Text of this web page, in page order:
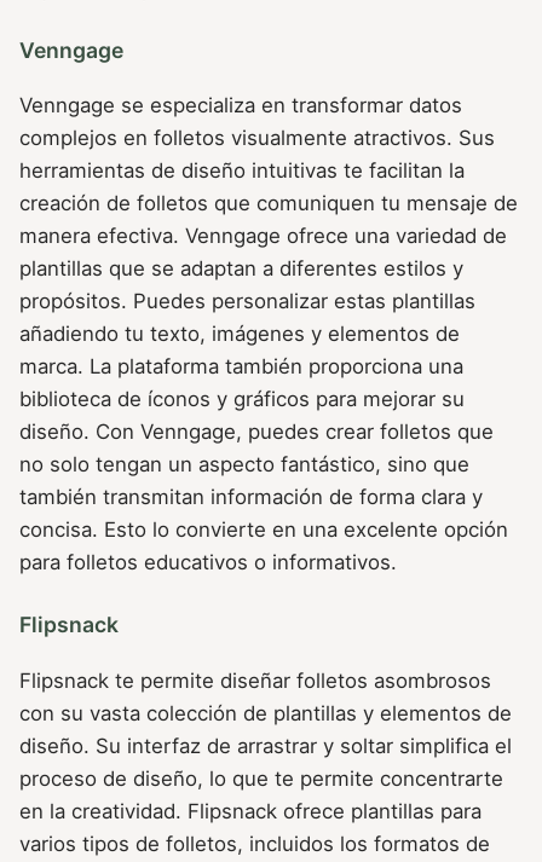
Venngage
Venngage se especializa en transformar datos
complejos en folletos visualmente atractivos. Sus
herramientas de diseño intuitivas te facilitan la
creación de folletos que comuniquen tu mensaje de
manera efectiva. Venngage ofrece una variedad de
plantillas que se adaptan a diferentes estilos y
propósitos. Puedes personalizar estas plantillas
añadiendo tu texto, imágenes y elementos de
marca. La plataforma también proporciona una
biblioteca de íconos y gráficos para mejorar su
diseño. Con Venngage, puedes crear folletos que
no solo tengan un aspecto fantástico, sino que
también transmitan información de forma clara y
concisa. Esto lo convierte en una excelente opción
para folletos educativos o informativos.
Flipsnack
Flipsnack te permite diseñar folletos asombrosos
con su vasta colección de plantillas y elementos de
diseño. Su interfaz de arrastrar y soltar simplifica el
proceso de diseño, lo que te permite concentrarte
en la creatividad. Flipsnack ofrece plantillas para
varios tipos de folletos, incluidos los formatos de